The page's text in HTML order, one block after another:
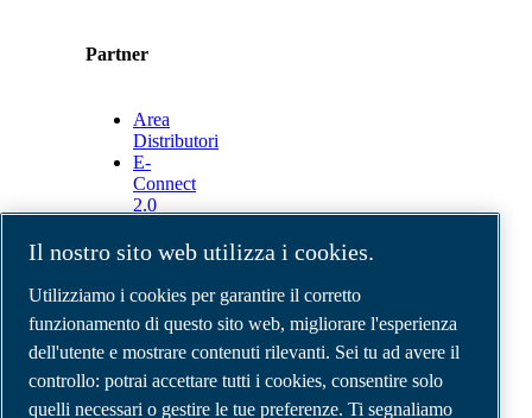
Partner
Area
Distributori
E-
Connect
2.0
Portal
Media
Gallery
©2026 Compressori d'aria ABAC
Note legali e privacy
Modulo resi
Il nostro sito web utilizza i cookies.
Utilizziamo i cookies per garantire il corretto
funzionamento di questo sito web, migliorare l'esperienza
dell'utente e mostrare contenuti rilevanti. Sei tu ad avere il
controllo: potrai accettare tutti i cookies, consentire solo
quelli necessari o gestire le tue preferenze. Ti segnaliamo